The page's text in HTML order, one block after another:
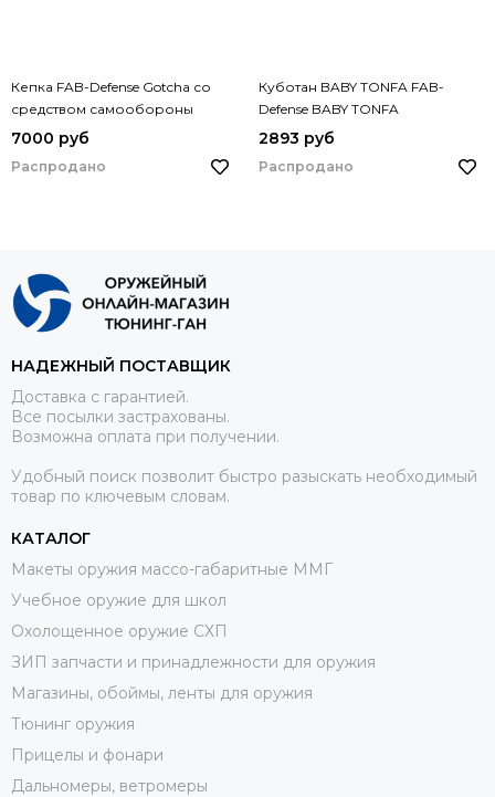
Кепка FAB-Defense Gotcha со
средством самообороны
7000 руб
Распродано
Куботан BABY TONFA FAB-
Defense BABY TONFA
2893 руб
Распродано
НАДЕЖНЫЙ ПОСТАВЩИК
Доставка с гарантией.
Все посылки застрахованы.
Возможна оплата при получении.
Удобный поиск позволит быстро разыскать необходимый
товар по ключевым словам.
КАТАЛОГ
Макеты оружия массо-габаритные ММГ
Учебное оружие для школ
Охолощенное оружие СХП
ЗИП запчасти и принадлежности для оружия
Магазины, обоймы, ленты для оружия
Тюнинг оружия
Прицелы и фонари
Дальномеры, ветромеры